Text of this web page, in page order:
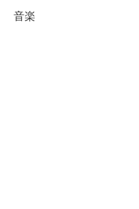
音楽